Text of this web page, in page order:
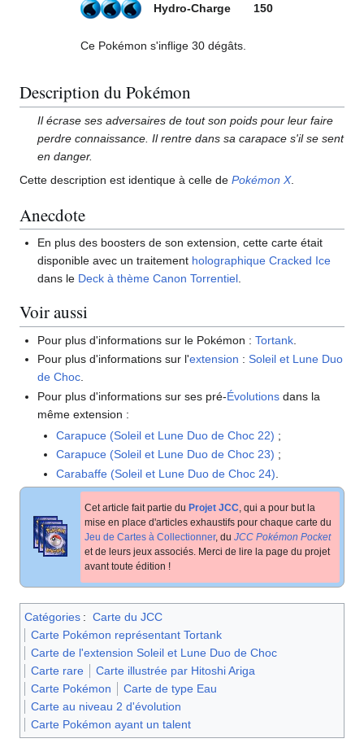
Hydro-Charge 150
Ce Pokémon s'inflige 30 dégâts.
Description du Pokémon
Il écrase ses adversaires de tout son poids pour leur faire
perdre connaissance. Il rentre dans sa carapace s'il se sent
en danger.
Cette description est identique à celle de Pokémon X.
Anecdote
En plus des boosters de son extension, cette carte était
disponible avec un traitement holographique Cracked Ice
dans le Deck à thème Canon Torrentiel.
Voir aussi
Pour plus d'informations sur le Pokémon :Tortank
Pour plus d'informations sur l'extension :Soleil et Lune Duo
de Choc.
Pour plus d'informations sur ses pré-Évolutions dans la
même extension :
Carapuce (Soleil et Lune Duo de Choc 22) ;
Carapuce (Soleil et Lune Duo de Choc 23) ;
Carabaffe (Soleil et Lune Duo de Choc 24)
Cet article fait partie du Projet JCC , qui a pour but la
mise en place d'articles exhaustifs pour chaque carte du
Jeu de Cartes à Collectionner, du JCC Pokémon Pocket
et de leurs jeux associés. Merci de lire la page du projet
avant toute édition !
Catégories : Carte du JCC
Carte Pokémon représentant Tortank
Carte de l'extension Soleil et Lune Duo de Choc
Carte rare
Carte illustrée par Hitoshi Ariga
Carte Pokémon
Carte de type Eau
Carte au niveau 2 d'évolution
Carte Pokémon ayant un talent